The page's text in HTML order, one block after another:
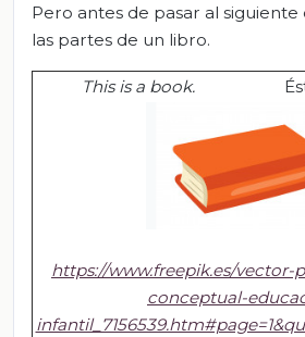
Pero antes de pasar al
las partes de un libro.
This isa book.
https://www.freepik.es/vector-
conceptual-